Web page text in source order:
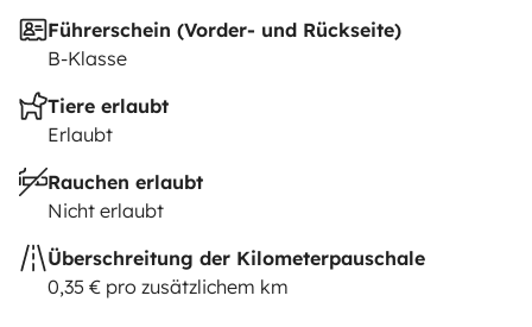
Führerschein (Vorder- und Rückseite)
B-Klasse
Tiere erlaubt
Erlaubt
Rauchen erlaubt
Nicht erlaubt
Überschreitung der Kilometerpauschale
0,35 € pro zusätzlichem km